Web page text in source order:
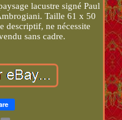
lacustre signé Paul
Taille 61 x 50
descriptif, ne nécessite
sans cadre.